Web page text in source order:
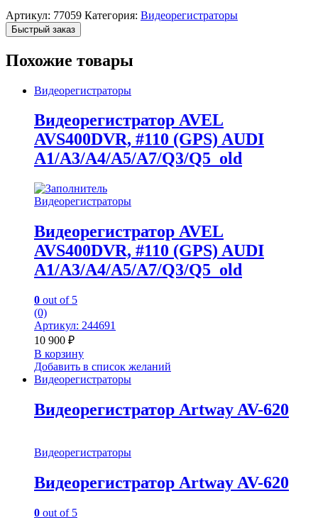
Артикул: 77059 Категория: Видеорегистраторы
Быстрый заказ
Похожие товары
Видеорегистраторы
Видеорегистратор AVEL
AVS400DVR, #110 (GPS) AUDI
A1/A3/A4/A5/A7/Q3/Q5_old
Видеорегистраторы
Видеорегистратор AVEL
AVS400DVR, #110 (GPS) AUDI
A1/A3/A4/A5/A7/Q3/Q5_old
0 out of 5
(0)
Артикул: 244691
10 900 ₽
В корзину
Добавить в список желаний
Видеорегистраторы
Видеорегистратор Artway AV-620
Видеорегистраторы
Видеорегистратор Artway AV-620
0 out of 5